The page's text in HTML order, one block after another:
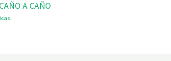
A CAÑO